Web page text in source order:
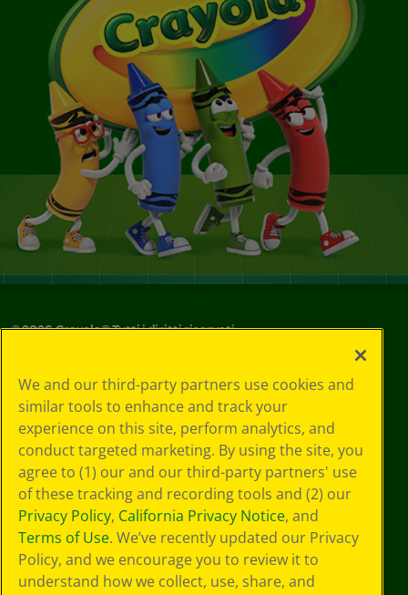
©2026Crayola® Tutti i diritti riservati.
in materia di
privacy
Informativa sulla
privacy
Termini SMS
GDPR
Informativa sulla
privacy di CA
Technologies
Preferenze cookie
Condizioni d'uso
We and our third-party partners use cookies and
similar tools to enhance and track your
experience on this site, perform analytics, and
conduct targeted marketing. By using the site, you
agree to (1) our and our third-party partners' use
of these tracking and recording tools and (2) our
Privacy Policy, California Privacy Notice, and
Terms of Use. We’ve recently updated our Privacy
Policy, and we encourage you to review it to
understand how we collect, use, share, and